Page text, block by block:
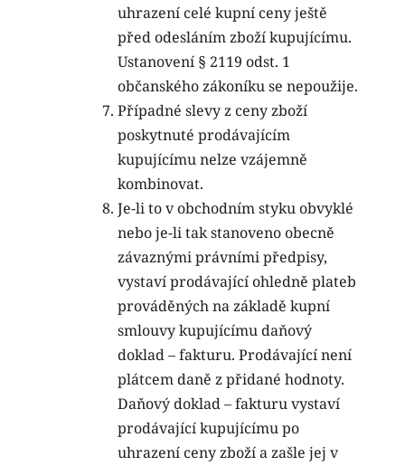
uhrazení celé kupní ceny ještě
před odesláním zboží kupujícímu.
Ustanovení § 2119 odst. 1
občanského zákoníku se nepoužije.
Případné slevy z ceny zboží
poskytnuté prodávajícím
kupujícímu nelze vzájemně
kombinovat.
Je-li to v obchodním styku obvyklé
nebo je-li tak stanoveno obecně
závaznými právními předpisy,
vystaví prodávající ohledně plateb
prováděných na základě kupní
smlouvy kupujícímu daňový
doklad – fakturu. Prodávající není
plátcem daně z přidané hodnoty.
Daňový doklad – fakturu vystaví
prodávající kupujícímu po
uhrazení ceny zboží a zašle jej v